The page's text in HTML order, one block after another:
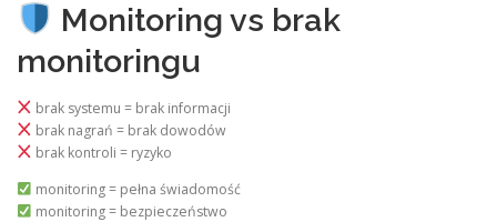
Monitoring vs brak
monitoringu
brak systemu = brak informacji
brak nagrań = brak dowodów
brak kontroli = ryzyko
monitoring = pełna świadomość
monitoring = bezpieczeństwo